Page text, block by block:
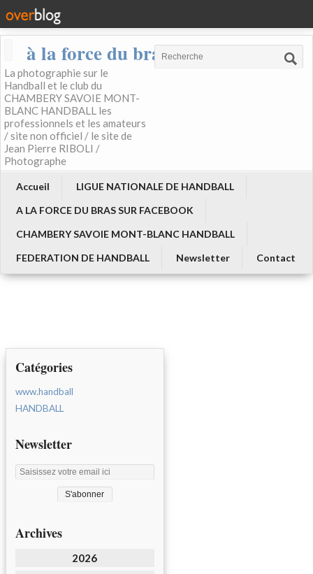
à la force du bras
La photographie sur le
Handball et le club du
CHAMBERY SAVOIE MONT-
BLANC HANDBALL les
professionnels et les amateurs
/ site non officiel / le site de
Jean Pierre RIBOLI /
Photographe
Accueil
LIGUE NATIONALE DE HANDBALL
A LA FORCE DU BRAS SUR FACEBOOK
CHAMBERY SAVOIE MONT-BLANC HANDBALL
FEDERATION DE HANDBALL
Newsletter Contact
Catégories
www.handball
HANDBALL
Newsletter
Archives
2026